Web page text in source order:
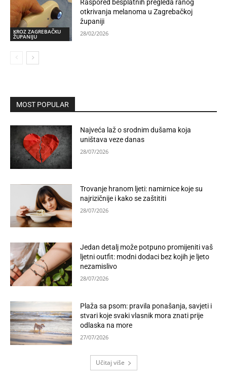
KROZ ZAGREBAČKU
ŽUPANIJU
Raspored besplatnih pregleda ranog
otkrivanja melanoma u Zagrebačkoj
županiji
28/02/2026
MOST POPULAR
Najveća laž o srodnim dušama koja
uništava veze danas
28/07/2026
Trovanje hranom ljeti: namirnice koje su
najrizičnije i kako se zaštititi
28/07/2026
Jedan detalj može potpuno promijeniti vaš
ljetni outfit: modni dodaci bez kojih je ljeto
nezamislivo
28/07/2026
Plaža sa psom: pravila ponašanja, savjeti i
stvari koje svaki vlasnik mora znati prije
odlaska na more
27/07/2026
Učitaj više